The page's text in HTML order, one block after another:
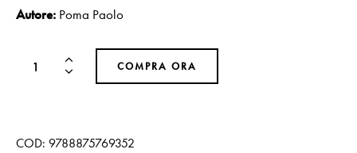
Autore: Poma Paolo
COMPRA ORA
COD: 9788875769352